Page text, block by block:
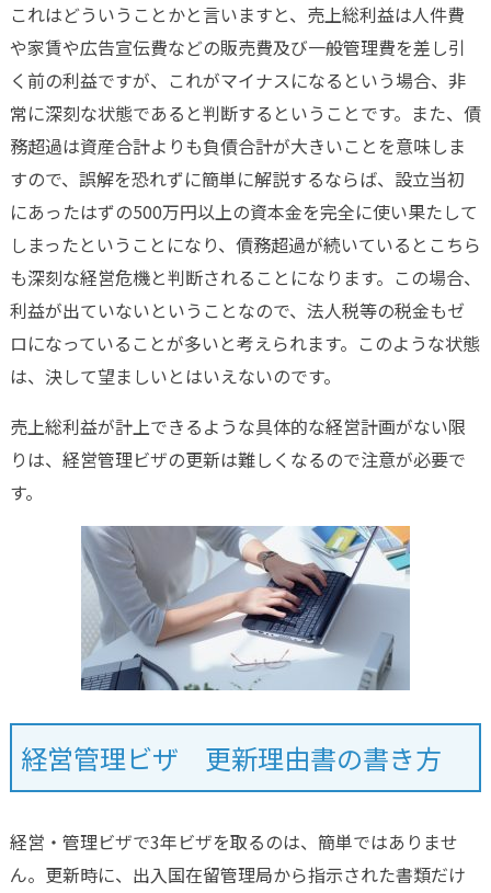
これはどういうことかと言いますと、売上総利益は人件費
や家賃や広告宣伝費などの販売費及び一般管理費を差し引
く前の利益ですが、これがマイナスになるという場合、非
常に深刻な状態であると判断するということです。また、債
務超過は資産合計よりも負債合計が大きいことを意味しま
すので、誤解を恐れずに簡単に解説するならば、設立当初
にあったはずの500万円以上の資本金を完全に使い果たして
しまったということになり、債務超過が続いているとこちら
も深刻な経営危機と判断されることになります。この場合、
利益が出ていないということなので、法人税等の税金もゼ
ロになっていることが多いと考えられます。このような状態
は、決して望ましいとはいえないのです。
売上総利益が計上できるような具体的な経営計画がない限
りは、経営管理ビザの更新は難しくなるので注意が必要で
す。
経営管理ビザ 更新理由書の書き方
経営・管理ビザで3年ビザを取るのは、簡単ではありませ
ん。更新時に、出入国在留管理局から指示された書類だけ